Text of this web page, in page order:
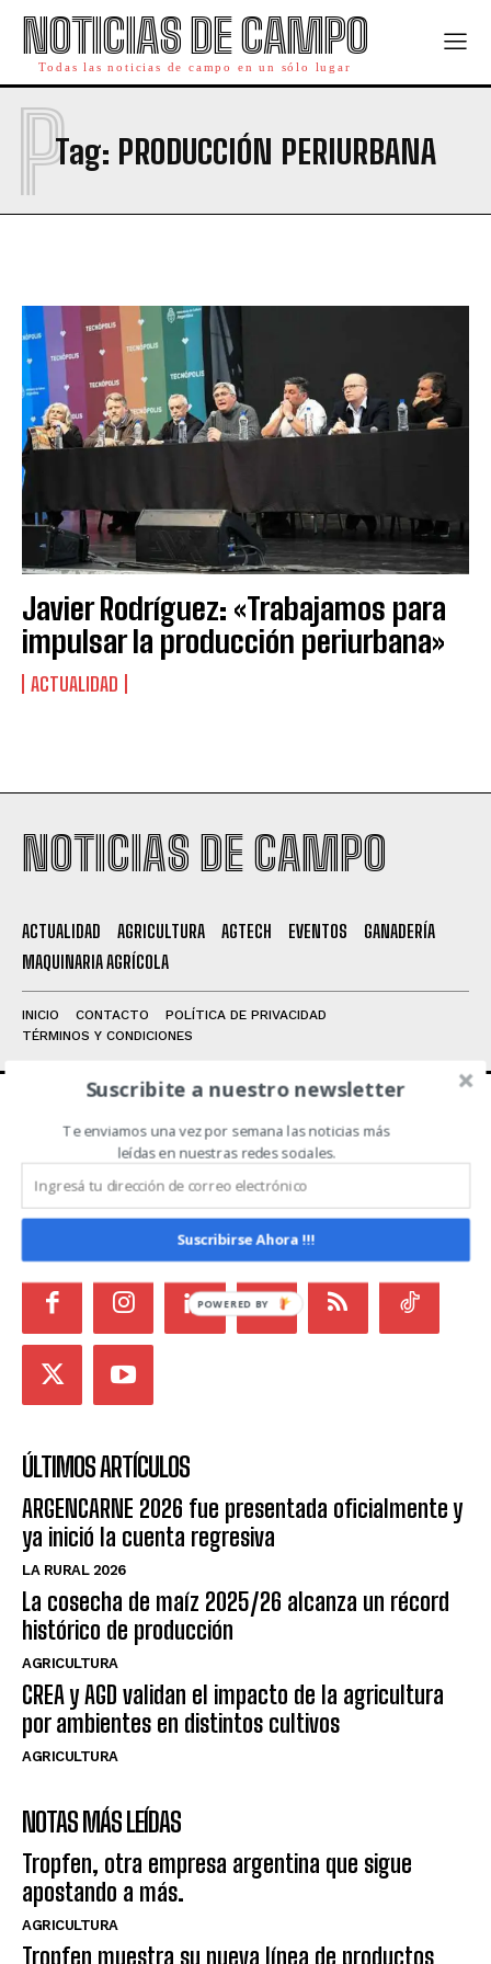
Suscribite al Newsletter
Leí y acepto laPolítica de Privacidad
NOTICIAS DE CAMPO
Todas las noticias de campo en un sólo lugar
Tag: PRODUCCIÓN PERIURBANA
P
Javier Rodríguez: «Trabajamos para
impulsar la producción periurbana»
ACTUALIDAD
NOTICIAS DE CAMPO
ACTUALIDAD AGRICULTURA AGTECH EVENTOS
GANADERÍA
MAQUINARIA AGRÍCOLA
INICIO CONTACTO
POLÍTICA DE PRIVACIDAD
TÉRMINOS Y CONDICIONES
ACERCA DE NOSOTROS
Noticias de Campo es un medio independiente
focalizado en Redes Sociales que intenta aglutinar
todas las noticias del sector en un sólo lugar.
ÚLTIMOS ARTÍCULOS
ARGENCARNE 2026 fue presentada oficialmente y
ya inició la cuenta regresiva
LA RURAL 2026
La cosecha de maíz 2025/26 alcanza un récord
histórico de producción
AGRICULTURA
CREA y AGD validan el impacto de la agricultura
por ambientes en distintos cultivos
AGRICULTURA
NOTAS MÁS LEÍDAS
Tropfen, otra empresa argentina que sigue
apostando a más.
AGRICULTURA
Tropfen muestra su nueva línea de productos
Suscribite a nuestro newsletter
Te enviamos una vez por semana las noticias más
leídas en nuestras redes sociales.
Suscribirse Ahora !!!
POWERED BY